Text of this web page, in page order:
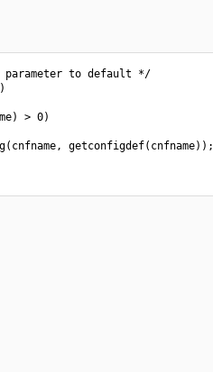
to default */
> 0)
getconfigdef(cnfname));